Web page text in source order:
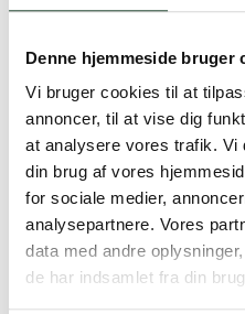
Denne hjemmeside bruger
Vi bruger cookies til at
annoncer, til at vise dig
at analysere vores trafik. Vi
din brug af vores
for sociale medier,
analysepartnere. Vores
data med andre
de har indsamlet fra din
Faste lave
*Gælder ikke
Stort
produkter
Vi tilbyder et
cremer,
produkter –
Læs mere om